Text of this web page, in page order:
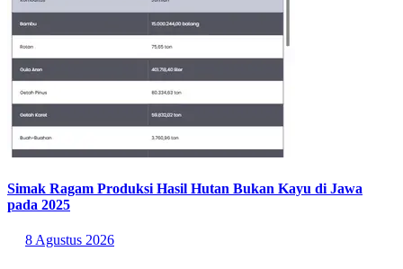
Simak Ragam Produksi Hasil Hutan Bukan Kayu di Jawa
pada 2025
8 Agustus 2026